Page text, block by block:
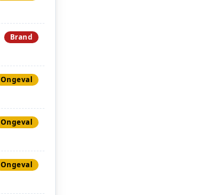
Brand
Ongeval
Ongeval
Ongeval